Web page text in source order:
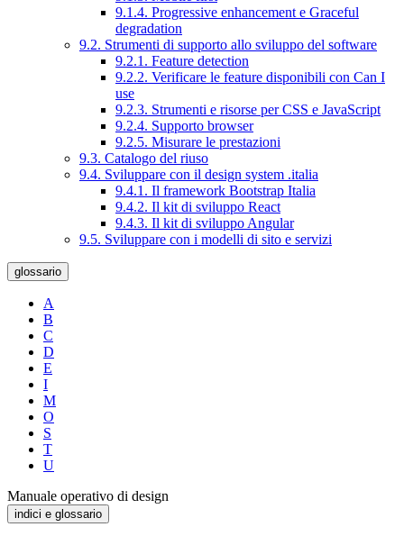
9.1.4. Progressive enhancement e Graceful
degradation
9.2. Strumenti di supporto allo sviluppo del software
9.2.1. Feature detection
9.2.2. Verificare le feature disponibili con Can I
use
9.2.3. Strumenti e risorse per CSS e JavaScript
9.2.4. Supporto browser
9.2.5. Misurare le prestazioni
9.3. Catalogo del riuso
9.4. Sviluppare con il design system .italia
9.4.1. Il framework Bootstrap Italia
9.4.2. Il kit di sviluppo React
9.4.3. Il kit di sviluppo Angular
9.5. Sviluppare con i modelli di sito e servizi
glossario
A
B
C
D
E
I
M
O
S
T
U
Manuale operativo di design
indici e glossario